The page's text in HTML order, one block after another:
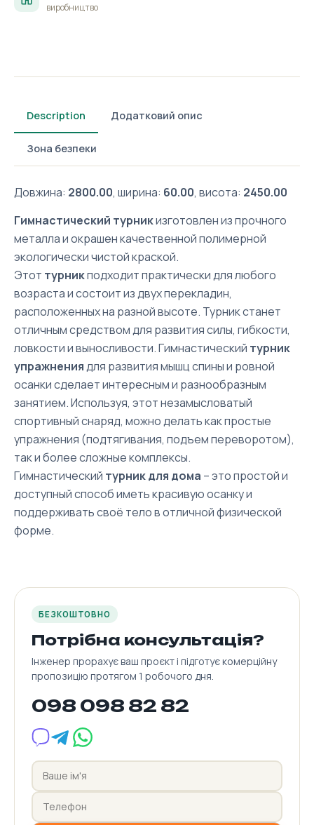
виробництво
Description Додатковий опис
Зона безпеки
Довжина: 2800.00, ширина: 60.00, висота: 2450.00
Гимнастический турникизготовлен из прочного
металла и окрашен качественной полимерной
экологически чистой краской.
Этот турникподходит практически для любого
возраста и состоит из двух перекладин,
расположенных на разной высоте. Турник станет
отличным средством для развития силы, гибкости,
ловкости и выносливости. Гимнастический турник
упражнениядля развития мышц спины и ровной
осанки сделает интересным и разнообразным
занятием. Используя, этот незамысловатый
спортивный снаряд, можно делать как простые
упражнения (подтягивания, подъем переворотом),
так и более сложные комплексы.
Гимнастический турник для дома – это простой и
доступный способ иметь красивую осанку и
поддерживать своё тело в отличной физической
форме.
БЕЗКОШТОВНО
Потрібна консультація?
Інженер прорахує ваш проєкт і підготує комерційну
пропозицію протягом 1 робочого дня.
098 098 82 82